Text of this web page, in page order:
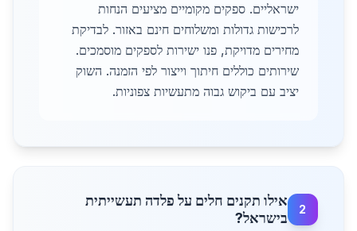
ישראליים. ספקים מקומיים מציעים הנחות
לרכישות גדולות ומשלוחים חינם באזור. לבדיקת
מחירים מדויקת, פנו ישירות לספקים מוסמכים.
שירותים כוללים חיתוך וייצור לפי הזמנה. השוק
יציב עם ביקוש גבוה מתעשיות צפוניות.
2
אילו תקנים חלים על פלדה תעשייתית
בישראל?